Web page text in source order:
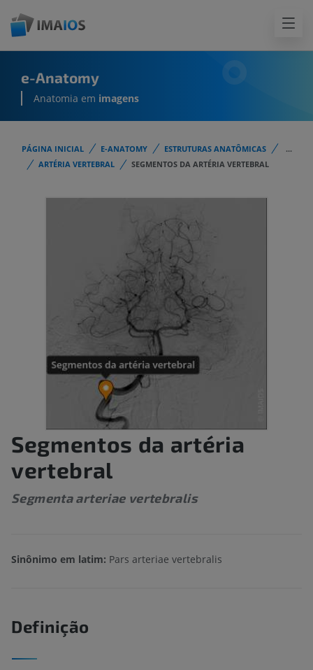
e-Anatomy
Anatomia em imagens
PÁGINA INICIAL E-ANATOMY ESTRUTURAS ANATÔMICAS
...
ARTÉRIA VERTEBRAL
SEGMENTOS DA ARTÉRIA VERTEBRAL
Segmentos da artéria
vertebral
Segmenta arteriae vertebralis
Sinônimo em latim: Pars arteriae vertebralis
Definição